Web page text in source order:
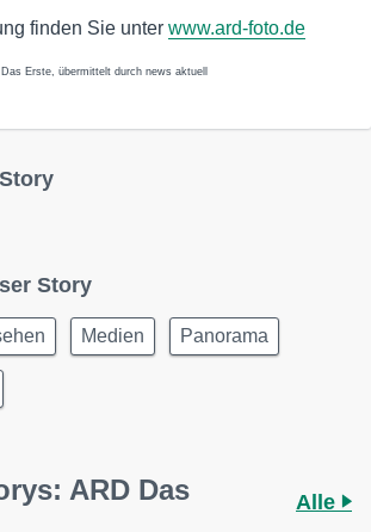
finden Sie unter www.ard-foto.de
Erste, übermittelt durch news aktuell
Story
Medien Panorama
ARD Das
Alle